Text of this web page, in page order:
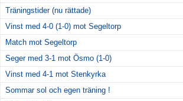
Träningstider (nu rättade)
Vinst med 4-0 (1-0) mot Segeltorp
Match mot Segeltorp
Seger med 3-1 mot Ösmo (1-0)
Vinst med 4-1 mot Stenkyrka
Sommar sol och egen träning !